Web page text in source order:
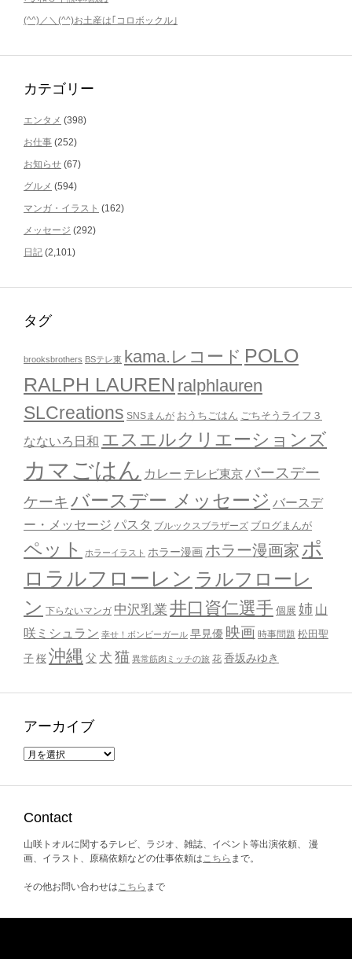
(^^)／＼(^^)お土産は｢コロボックル｣
カテゴリー
エンタメ (398)
お仕事 (252)
お知らせ (67)
グルメ (594)
マンガ・イラスト (162)
メッセージ (292)
日記 (2,101)
タグ
brooksbrothers BSテレ東 kama.レコード POLO
RALPH LAUREN ralphlauren
SLCreations SNSまんが おうちごはん ごちそうライフ３
なないろ日和 エスエルクリエーションズ
カマごはん カレー テレビ東京バースデー
ケーキ バースデー メッセージ バースデ
ー・メッセージ パスタ ブルックスブラザーズ ブログまんが
ペット ホラーイラスト ホラー漫画 ホラー漫画家 ポ
ロラルフローレン ラルフローレ
ン 下らないマンガ 中沢乳業 井口資仁選手 個展 姉 山
咲ミシュラン 幸せ！ボンビーガール 早見優 映画 時事問題 松田聖
子 桜 沖縄 父 犬 猫 異常筋肉ミッチの旅 花 香坂みゆき
アーカイブ
ア
ブ
Contact
山咲トオルに関するテレビ、ラジオ、雑誌、イベント等出演依頼、 漫
画、イラスト、原稿依頼などの仕事依頼はこちら まで。
その他お問い合わせはこちら まで